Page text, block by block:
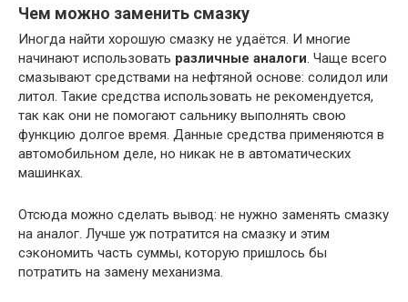
Чем можно заменить смазку
Иногда найти хорошую смазку не удаётся. И многие
начинают использовать различные аналоги. Чаще всего
смазывают средствами на нефтяной основе: солидол или
литол. Такие средства использовать не рекомендуется,
так как они не помогают сальнику выполнять свою
функцию долгое время. Данные средства применяются в
автомобильном деле, но никак не в автоматических
машинках.
Отсюда можно сделать вывод: не нужно заменять смазку
на аналог. Лучше уж потратится на смазку и этим
сэкономить часть суммы, которую пришлось бы
потратить на замену механизма.